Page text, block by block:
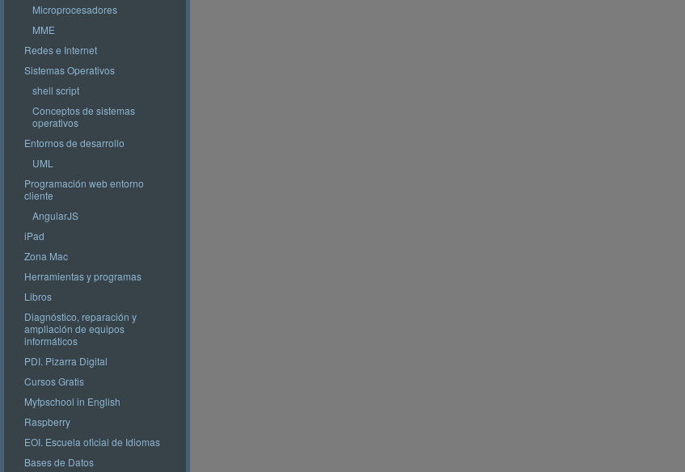
Microprocesadores
MME
Redes e Internet
Sistemas Operativos
shell script
Conceptos de sistemas
operativos
Entornos de desarrollo
UML
Programación web entorno
cliente
AngularJS
iPad
Zona Mac
Herramientas y programas
Libros
Diagnóstico, reparación y
ampliación de equipos
informáticos
PDI. Pizarra Digital
Cursos Gratis
Myfpschool in English
Raspberry
EOI. Escuela oficial de Idiomas
Bases de Datos